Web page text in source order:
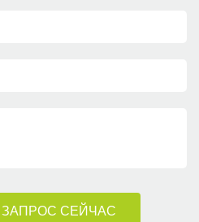
СЕЙЧАС